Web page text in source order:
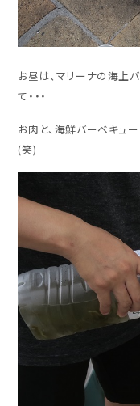
お昼は、マリーナの海上
て・・・
お肉と、海鮮バーベキュー
(笑)